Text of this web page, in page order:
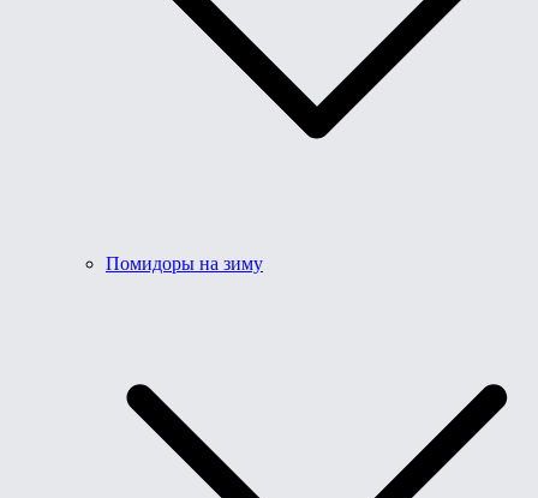
Помидоры на зиму